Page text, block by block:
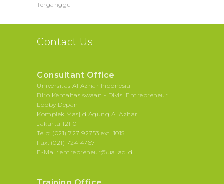
Terganggu
Contact Us
Consultant Office
Universitas Al Azhar Indonesia
Biro Kemahasiswaan - Divisi Entrepreneur
Lobby Depan
Komplek Masjid Agung Al Azhar
Jakarta 12110
Telp: (021) 727 92753 ext. 1015
Fax: (021) 724 4767
E-Mail: entrepreneur@uai.ac.id